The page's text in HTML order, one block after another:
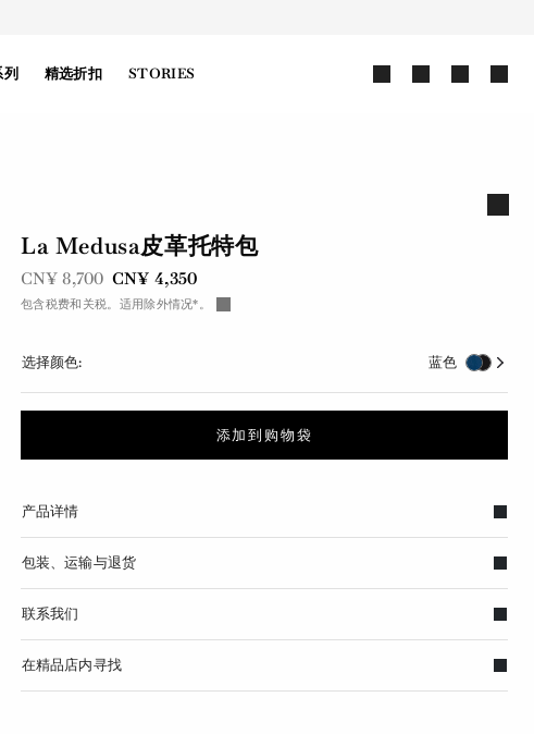
精选折扣 STORIES
La Medusa皮革托特包
之前是
CN¥ 8,700现在是
CN¥ 4,350
包含税费和关税。适用除外情况*。
选择颜色: 蓝色
添加到购物袋
产品详情
包装、运输与退货
联系我们
在精品店内寻找